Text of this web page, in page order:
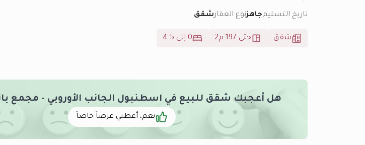
تاريخ التسليمجاهزنوع العقارشقق
شقق حتى 197 م2 0 إلى 4.5
هل أعجبك شقق للبيع في اسطنبول الجانب الأوروبي - مجمع
نعم، أعطني عرضاً خاصاً